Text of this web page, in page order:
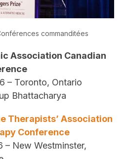
commanditées
Association Canadian
– Toronto, Ontario
Bhattacharya
Therapists’ Association
Conference
– New Westminster,